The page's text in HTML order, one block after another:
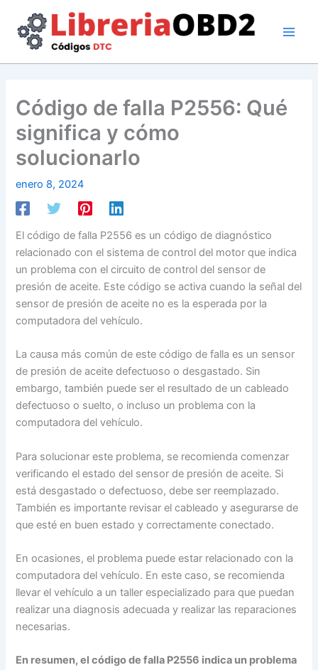
contenido
Código de falla P2556: Qué
significa y cómo
solucionarlo
enero 8, 2024
El código de falla P2556 es un código de diagnóstico
relacionado con el sistema de control del motor que indica
un problema con el circuito de control del sensor de
presión de aceite. Este código se activa cuando la señal del
sensor de presión de aceite no es la esperada por la
computadora del vehículo.
La causa más común de este código de falla es un sensor
de presión de aceite defectuoso o desgastado. Sin
embargo, también puede ser el resultado de un cableado
defectuoso o suelto, o incluso un problema con la
computadora del vehículo.
Para solucionar este problema, se recomienda comenzar
verificando el estado del sensor de presión de aceite. Si
está desgastado o defectuoso, debe ser reemplazado.
También es importante revisar el cableado y asegurarse de
que esté en buen estado y correctamente conectado.
En ocasiones, el problema puede estar relacionado con la
computadora del vehículo. En este caso, se recomienda
llevar el vehículo a un taller especializado para que puedan
realizar una diagnosis adecuada y realizar las reparaciones
necesarias.
En resumen, el código de falla P2556 indica un problema